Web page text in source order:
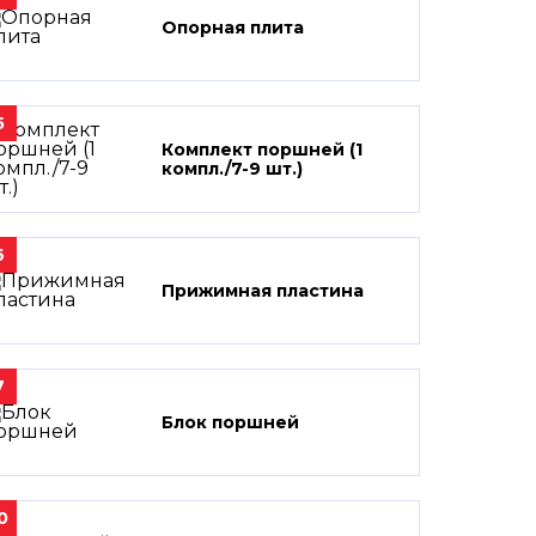
Опорная плита
Комплект поршней (1
компл./7-9 шт.)
Прижимная пластина
Блок поршней